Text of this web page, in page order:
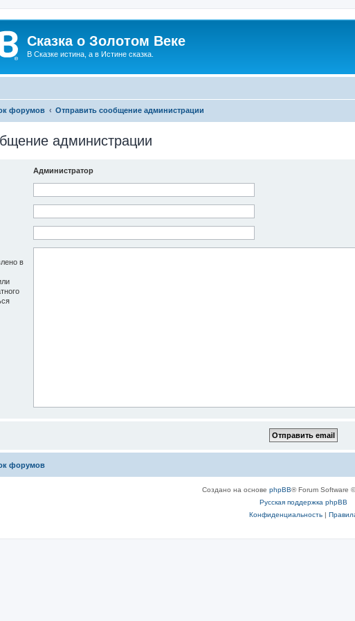
Сказка о Золотом Веке
В Сказке истина, а в Истине сказка.
форумов Отправить сообщение администрации
администрации
Администратор
в
форумов
Создано на основе phpBB® Forum Software
Русская поддержка phpBB
Конфиденциальность|